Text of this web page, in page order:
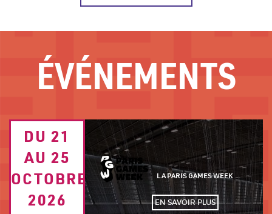
ÉVÉNEMENTS
TEXTE
DATE
PERSONNALISÉ
DU 21
AU 25
OCTOBRE
2026
Logo
LA PARIS GAMES WEEK
EN SAVOIR PLUS
fond